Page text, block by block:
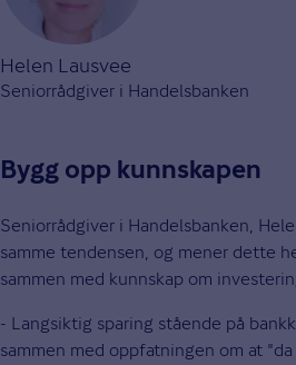
Helen Lausvee
Seniorrådgiver i Handelsbanken
Bygg opp kunnskapen
Seniorrådgiver i Handelsbanken,
samme tendensen, og mener dette
sammen med kunnskap om
- Langsiktig sparing stående på
sammen med oppfatningen om at